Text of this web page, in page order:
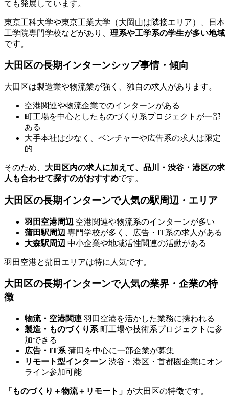
ても発展しています。
東京工科大学や東京工業大学（大岡山は隣接エリア）、日本
工学院専門学校などがあり、 理系や工学系の学生が多い地域
です。
大田区の長期インターンシップ事情・傾向
大田区は製造業や物流業が強く、独自の求人があります。
空港関連や物流企業でのインターンがある
町工場を中心としたものづくり系プロジェクトが一部
ある
大手本社は少なく、ベンチャーや広告系の求人は限定
的
そのため、 大田区内の求人に加えて、品川・渋谷・港区の求
人も合わせて探すのがおすすめです。
大田区の長期インターンで人気の駅周辺・エリア
羽田空港周辺 空港関連や物流系のインターンが多い
蒲田駅周辺 専門学校が多く、広告・IT系の求人がある
大森駅周辺 中小企業や地域活性関連の活動がある
羽田空港と蒲田エリアは特に人気です。
大田区の長期インターンで人気の業界・企業の特
徴
物流・空港関連 羽田空港を活かした業務に携われる
製造・ものづくり系 町工場や技術系プロジェクトに参
加できる
広告・IT系 蒲田を中心に一部企業が募集
リモート型インターン 渋谷・港区・首都圏企業にオン
ライン参加可能
「ものづくり＋物流＋リモート」 が大田区の特徴です。